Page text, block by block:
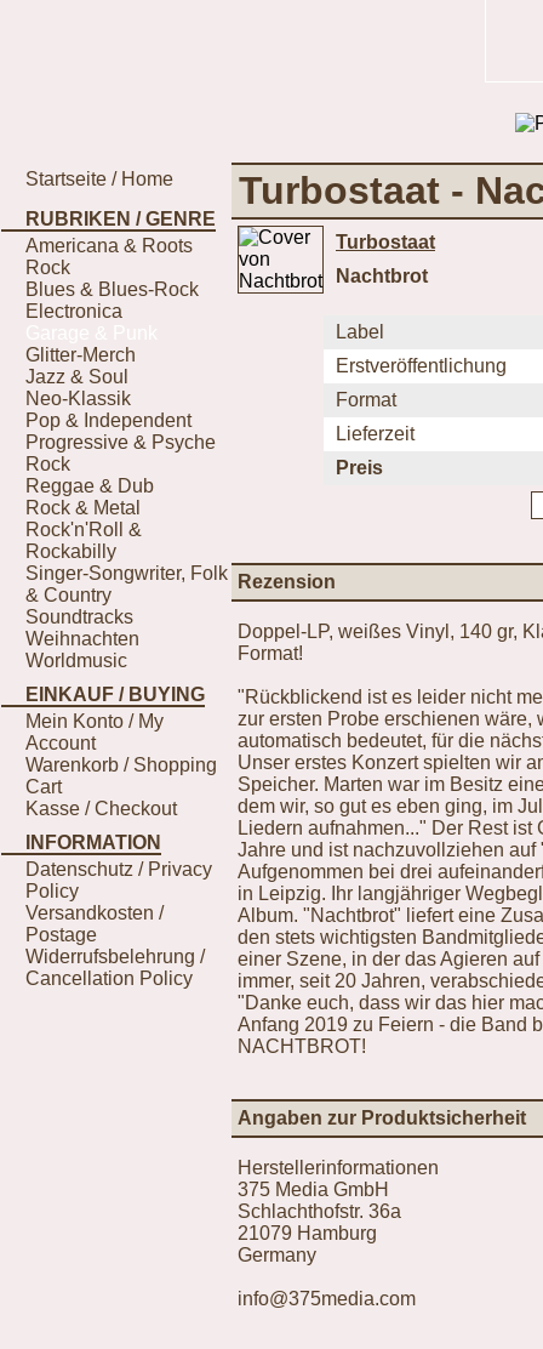
Startseite / Home
RUBRIKEN / GENRE
Americana & Roots
Rock
Blues & Blues-Rock
Electronica
Glitter-Merch
Jazz & Soul
Neo-Klassik
Pop & Independent
Progressive & Psyche
Rock
Reggae & Dub
Rock & Metal
Rock'n'Roll &
Rockabilly
Singer-Songwriter, Folk
& Country
Soundtracks
Weihnachten
Worldmusic
EINKAUF / BUYING
Mein Konto / My
Account
Warenkorb / Shopping
Cart
Kasse / Checkout
INFORMATION
Datenschutz / Privacy
Policy
Versandkosten /
Postage
Widerrufsbelehrung /
Cancellation Policy
Turbostaat -
Turbostaat
Nachtbrot
Label
Erstveröffentlichung
Format
Lieferzeit
Preis
Rezension
Doppel-LP, weißes Vinyl, 140 gr,
Format!
"Rückblickend ist es leider nicht
zur ersten Probe erschienen
automatisch bedeutet, für die
Unser erstes Konzert spielten wir
Speicher. Marten war im Besitz
dem wir, so gut es eben ging, im
Liedern aufnahmen..." Der Rest
Jahre und ist nachzuvollziehen
Aufgenommen bei drei
in Leipzig. Ihr langjähriger
Album. "Nachtbrot" liefert eine
den stets wichtigsten
einer Szene, in der das Agieren
immer, seit 20 Jahren,
"Danke euch, dass wir das hier
Anfang 2019 zu Feiern - die Band
NACHTBROT!
Angaben zur Produktsicherheit
Herstellerinformationen
375 Media GmbH
Schlachthofstr. 36a
21079 Hamburg
Germany
info@375media.com